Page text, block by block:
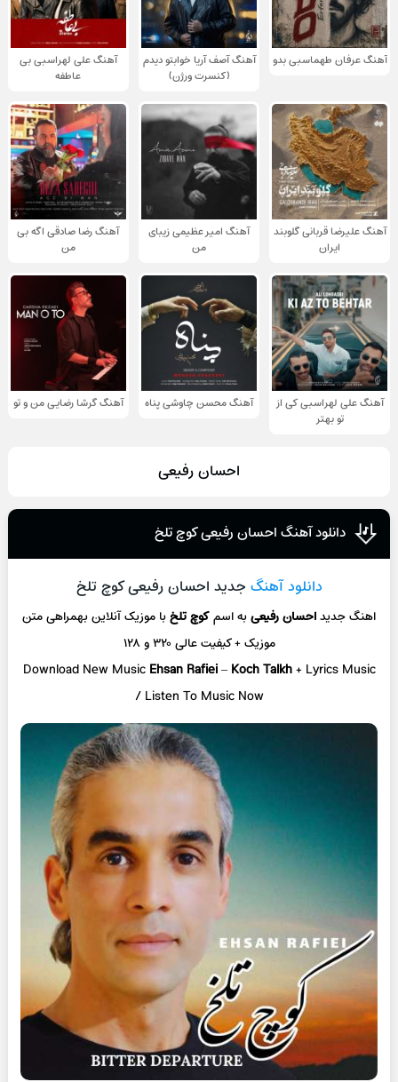
آهنگ عرفان طهماسبی بدو
آهنگ آصف آریا خوابتو دیدم
(کنسرت ورژن)
آهنگ علی لهراسبی بی
عاطفه
آهنگ علیرضا قربانی گلوبند
ایران
آهنگ امیر عظیمی زیبای
من
آهنگ رضا صادقی اگه بی
من
آهنگ علی لهراسبی کی از
تو ‌بهتر
آهنگ محسن چاوشی پناه آهنگ گرشا رضایی من و تو
احسان رفیعی
دانلود آهنگ احسان رفیعی کوچ تلخ
دانلود آهنگ جدید احسان رفیعی کوچ تلخ
اهنگ جدیداحسان رفیعیبه اسمکوچ تلخبا موزیک آنلاینبهمراهی متن
موزیک + کیفیت عالی ۳۲۰ و ۱۲۸
Download New Music Ehsan Rafiei–Koch Talkh+ Lyrics Music
/ Listen To Music Now